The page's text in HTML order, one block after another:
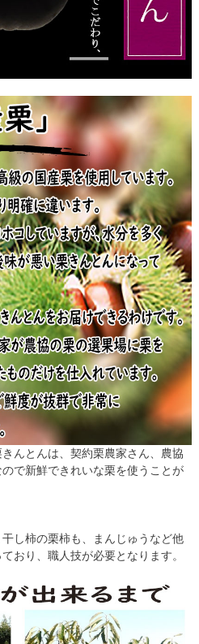
んとんは、契約栗農家さん、農協
で新鮮できれいな栗を使うことが
し柿の栗柿も、まんじゅうなど他
おり、職人技が必要となります。